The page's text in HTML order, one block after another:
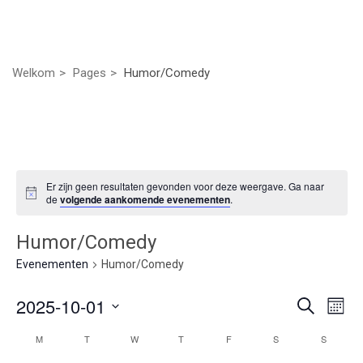
Welkom Pages Humor/Comedy
Er zijn geen resultaten gevonden voor deze weergave. Ga naar
devolgende aankomende evenementen.
Humor/Comedy
Evenementen Humor/Comedy
Zoeken
2025-10-01
Kalender
M T W T F S S